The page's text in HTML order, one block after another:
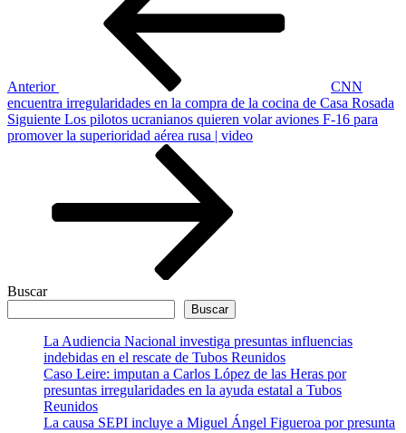
Anterior
CNN
encuentra irregularidades en la compra de la cocina de Casa Rosada
Siguiente
entrada
Siguiente Los pilotos ucranianos quieren volar aviones F-16 para
promover la superioridad aérea rusa | video
Buscar
Buscar
La Audiencia Nacional investiga presuntas influencias
indebidas en el rescate de Tubos Reunidos
Caso Leire: imputan a Carlos López de las Heras por
presuntas irregularidades en la ayuda estatal a Tubos
Reunidos
La causa SEPI incluye a Miguel Ángel Figueroa por presunta